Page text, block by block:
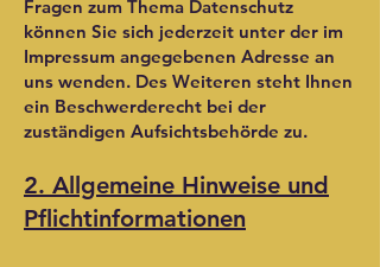
Fragen zum Thema Datenschutz
können Sie sich jederzeit unter der im
Impressum angegebenen Adresse an
uns wenden. Des Weiteren steht Ihnen
ein Beschwerderecht bei der
zuständigen Aufsichtsbehörde zu.
2. Allgemeine Hinweise und
Pflichtinformationen